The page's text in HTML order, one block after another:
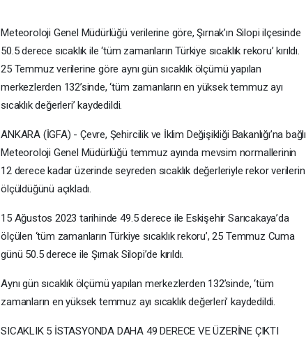
Meteoroloji Genel Müdürlüğü verilerine göre, Şırnak’ın Silopi ilçesinde
50.5 derece sıcaklık ile ‘tüm zamanların Türkiye sıcaklık rekoru’ kırıldı.
25 Temmuz verilerine göre aynı gün sıcaklık ölçümü yapılan
merkezlerden 132’sinde, ‘tüm zamanların en yüksek temmuz ayı
sıcaklık değerleri’ kaydedildi.
ANKARA (İGFA) - Çevre, Şehircilik ve İklim Değişikliği Bakanlığı’na bağlı
Meteoroloji Genel Müdürlüğü temmuz ayında mevsim normallerinin
12 derece kadar üzerinde seyreden sıcaklık değerleriyle rekor verilerin
ölçüldüğünü açıkladı.
15 Ağustos 2023 tarihinde 49.5 derece ile Eskişehir Sarıcakaya’da
ölçülen ‘tüm zamanların Türkiye sıcaklık rekoru’, 25 Temmuz Cuma
günü 50.5 derece ile Şırnak Silopi’de kırıldı.
Aynı gün sıcaklık ölçümü yapılan merkezlerden 132’sinde, ‘tüm
zamanların en yüksek temmuz ayı sıcaklık değerleri’ kaydedildi.
SICAKLIK 5 İSTASYONDA DAHA 49 DERECE VE ÜZERİNE ÇIKTI